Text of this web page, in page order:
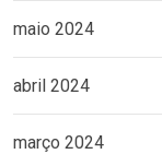
maio 2024
abril 2024
março 2024